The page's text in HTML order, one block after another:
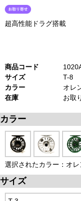
超高性能ドラグ搭載
商品コード
サイズ
T-8
カラー
オレ
在庫
お取
カラー
選択されたカラー：オレ
サイズ